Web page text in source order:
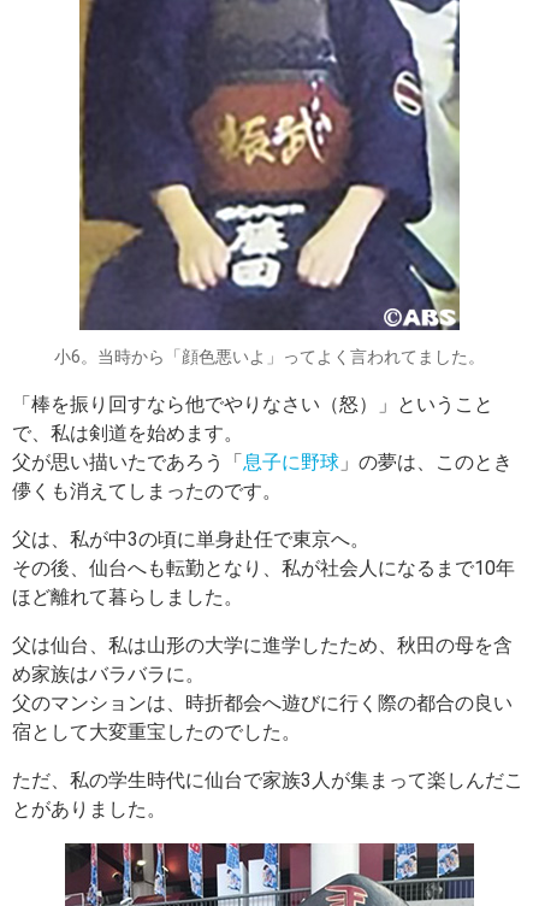
小6。当時から「顔色悪いよ」ってよく言われてました。
「棒を振り回すなら他でやりなさい（怒）」ということ
で、私は剣道を始めます。
父が思い描いたであろう「 息子に野球 」の夢は、このとき
儚くも消えてしまったのです。
父は、私が中3の頃に単身赴任で東京へ。
その後、仙台へも転勤となり、私が社会人になるまで10年
ほど離れて暮らしました。
父は仙台、私は山形の大学に進学したため、秋田の母を含
め家族はバラバラに。
父のマンションは、時折都会へ遊びに行く際の都合の良い
宿として大変重宝したのでした。
ただ、私の学生時代に仙台で家族3人が集まって楽しんだこ
とがありました。